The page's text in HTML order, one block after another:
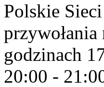
Polskie
godzinach
20:00 -